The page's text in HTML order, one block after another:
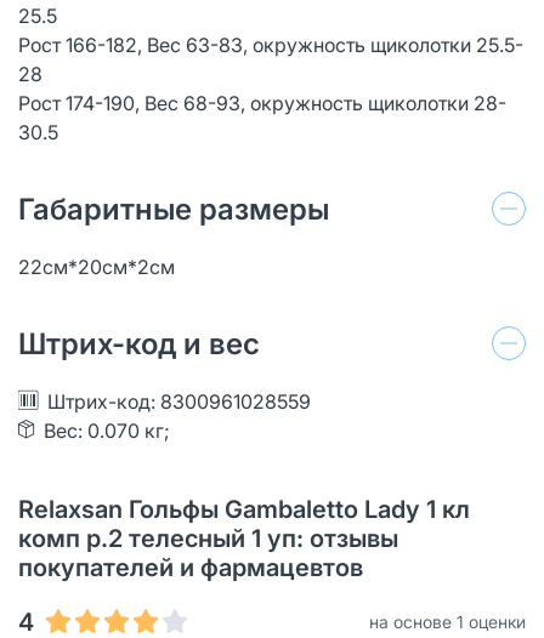
25.5
Рост 166-182, Вес 63-83, окружность щиколотки 25.5-
28
Рост 174-190, Вес 68-93, окружность щиколотки 28-
30.5
Габаритные размеры
22см*20см*2см
Штрих-код и вес
Штрих-код: 8300961028559
Вес: 0.070 кг;
Relaxsan Гольфы Gambaletto Lady 1 кл
комп р.2 телесный 1 уп: отзывы
покупателей и фармацевтов
4
на основе 1 оценки